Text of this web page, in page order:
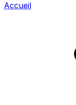
Accueil